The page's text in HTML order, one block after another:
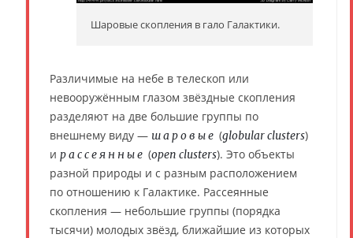
Шаровые скопления в гало Галактики.
Различимые на небе в телескоп или
невооружённым глазом звёздные скопления
разделяют на две большие группы по
внешнему виду — шаровые (globular clusters)
и рассеянные (open clusters). Это объекты
разной природы и с разным расположением
по отношению к Галактике. Рассеянные
скопления — небольшие группы (порядка
тысячи) молодых звёзд, ближайшие из которых